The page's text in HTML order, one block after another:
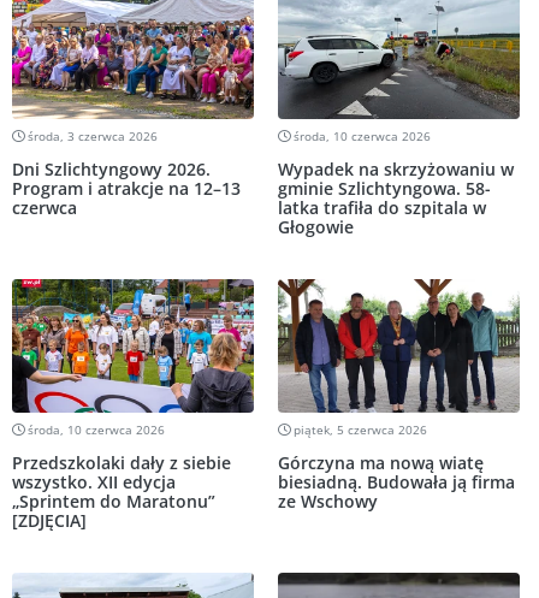
środa, 3 czerwca 2026
Dni Szlichtyngowy 2026.
Program i atrakcje na 12–13
czerwca
środa, 10 czerwca 2026
Wypadek na skrzyżowaniu w
gminie Szlichtyngowa. 58-
latka trafiła do szpitala w
Głogowie
środa, 10 czerwca 2026
Przedszkolaki dały z siebie
wszystko. XII edycja
„Sprintem do Maratonu”
[ZDJĘCIA]
piątek, 5 czerwca 2026
Górczyna ma nową wiatę
biesiadną. Budowała ją firma
ze Wschowy